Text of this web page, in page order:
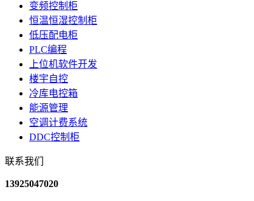
变频控制柜
恒温恒湿控制柜
低压配电柜
PLC编程
上位机软件开发
楼宇自控
冷库电控箱
能源管理
空调计费系统
DDC控制柜
联系我们
13925047020